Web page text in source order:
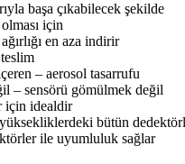
başa çıkabilecek şekilde
için
en aza indirir
– aerosol tasarrufu
– sensörü gömülmek değil
için idealdir
bütün
ile uyumluluk sağlar